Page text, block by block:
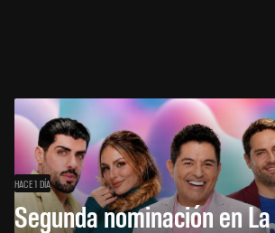
HACE 1 DÍA
Segunda nominación en